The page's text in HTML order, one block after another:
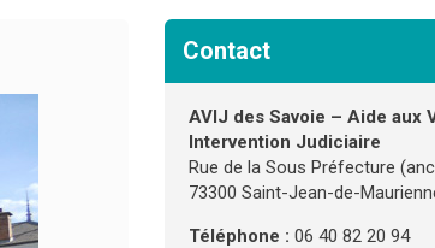
Contact
AVIJ des Savoie – Aide aux
Intervention Judiciaire
Rue de la Sous Préfecture
73300 Saint-Jean-de-
Téléphone : 06 40 82 20 94